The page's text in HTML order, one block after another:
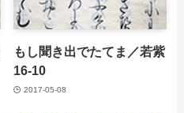
もし聞き出でたてま／若紫
16-10
2017-05-08